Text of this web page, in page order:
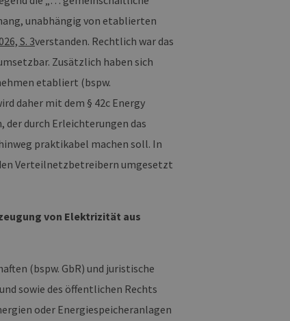
unabhängig von etablierten
S. 3verstanden. Rechtlich war das
Zusätzlich haben sich
etabliert (bspw.
daher mit dem § 42c Energy
der durch Erleichterungen das
praktikabel machen soll. In
Verteilnetzbetreibern umgesetzt
von Elektrizität aus
(bspw. GbR) und juristische
sowie des öffentlichen Rechts
oder Energiespeicheranlagen